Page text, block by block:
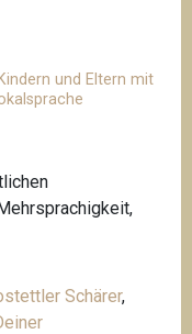
und Eltern mit
Schärer,